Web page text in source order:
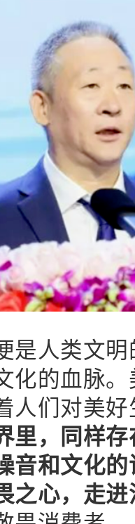
是人类文
化的血脉
人们对美
里，同样
音和文化的
之心，走